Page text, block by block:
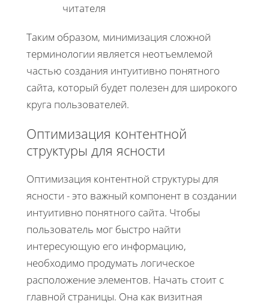
читателя
Таким образом, минимизация сложной
терминологии является неотъемлемой
частью создания интуитивно понятного
сайта, который будет полезен для широкого
круга пользователей.
Оптимизация контентной
структуры для ясности
Оптимизация контентной структуры для
ясности - это важный компонент в создании
интуитивно понятного сайта. Чтобы
пользователь мог быстро найти
интересующую его информацию,
необходимо продумать логическое
расположение элементов. Начать стоит с
главной страницы. Она как визитная